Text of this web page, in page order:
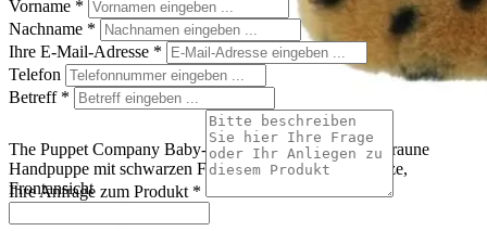
The Puppet Company Baby-Handpuppe Leopard, hellbraune
Handpuppe mit schwarzen Flecken und weißer Schnauze,
Frontansicht
Vorname *
Nachname *
Ihre E-Mail-Adresse *
Telefon
Betreff *
Ihre Anfrage zum Produkt *